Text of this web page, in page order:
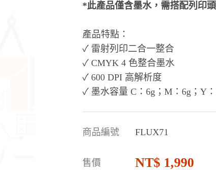
*此產品僅含墨水，需搭配列印
產品特點：
✓ 雷射列印二合一整合
✓ CMYK 4 色整合墨水
✓ 600 DPI 高解析度
✓ 墨水容量 C：6g；M：6g；Y
商品編號 FLUX71
售價 1,990